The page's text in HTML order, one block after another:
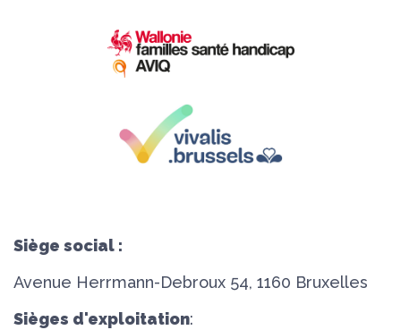
Siège social :
Avenue Herrmann-Debroux 54, 1160 Bruxelles
Sièges d'exploitation: